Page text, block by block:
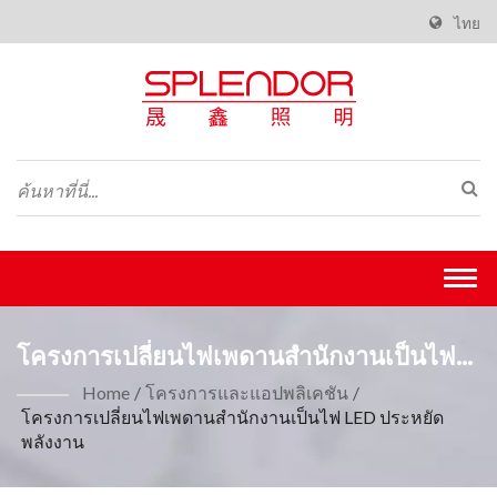
ไทย
โครงการเปลี่ยนไฟเพดานสำนักงานเป็นไฟ
LED ประหยัดพลังงานประหยัดพลังงาน พร้อม
สำหรับโครงการ -Splendor Lighting
Home / โครงการและแอปพลิเคชัน /
โครงการเปลี่ยนไฟเพดานสำนักงานเป็นไฟ LED ประหยัด
พลังงาน